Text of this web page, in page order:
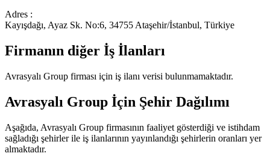
Adres :
Kayışdağı, Ayaz Sk. No:6, 34755 Ataşehir/İstanbul, Türkiye
Firmanın diğer İş İlanları
Avrasyalı Group firması için iş ilanı verisi bulunmamaktadır.
Avrasyalı Group İçin Şehir Dağılımı
Aşağıda, Avrasyalı Group firmasının faaliyet gösterdiği ve istihdam
sağladığı şehirler ile iş ilanlarının yayınlandığı şehirlerin oranları yer
almaktadır.